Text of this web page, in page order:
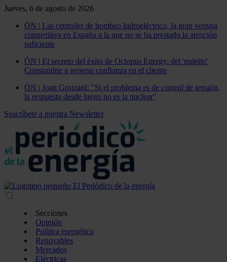
Jueves, 6 de agosto de 2026
ÓN | Las centrales de bombeo hidroeléctrico, la gran ventaja
competitiva en España a la que no se ha prestado la atención
suficiente
ÓN | El secreto del éxito de Octopus Energy: del 'pulpito'
Constantine a generar confianza en el cliente
ÓN | Joan Groizard: "Si el problema es de control de tensión,
la respuesta desde luego no es la nuclear"
Suscríbete a nuestra Newsletter
Secciones
Opinión
Política energética
Renovables
Mercados
Eléctricas